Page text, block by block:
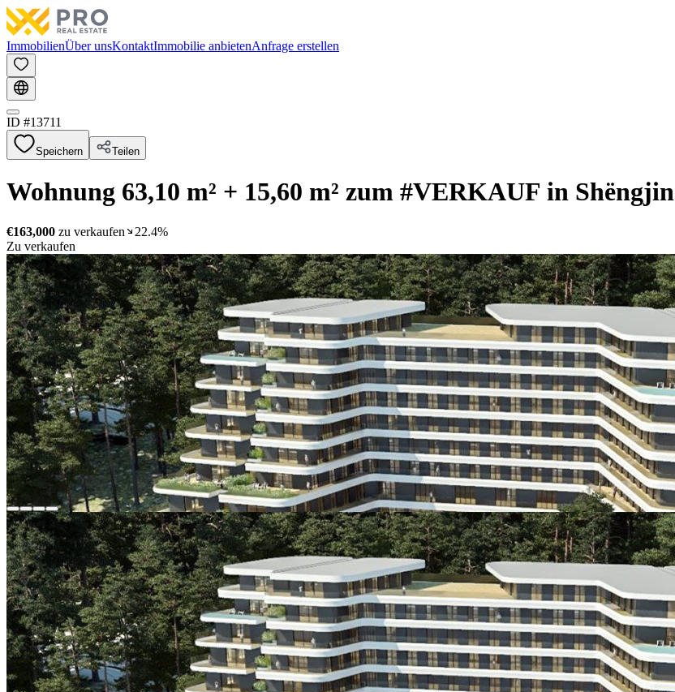
ImmobilienÜber unsKontaktImmobilie anbietenAnfrage erstellen
ID #13711
Speichern Teilen
Wohnung 63,10 m² + 15,60 m² zum #VERKAUF in Shëngjin
€163,000 zu verkaufen
22.4%
Zu verkaufen